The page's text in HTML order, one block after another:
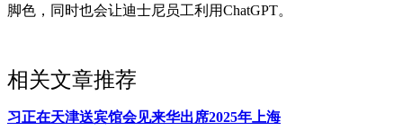
脚色，同时也会让迪士尼员工利用ChatGPT。
相关文章推荐
习正在天津送宾馆会见来华出席2025年上海